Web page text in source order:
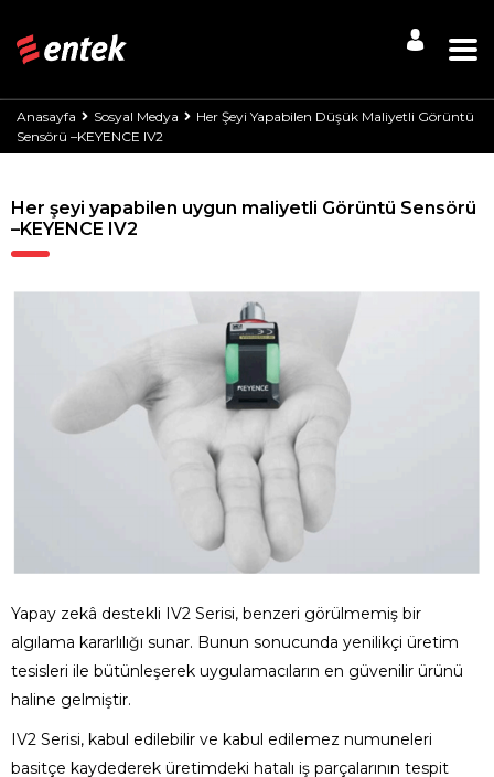
Anasayfa Sosyal Medya
Her Şeyi Yapabilen Düşük Maliyetli Görüntü
Sensörü –KEYENCE IV2
Her şeyi yapabilen uygun maliyetli Görüntü Sensörü
–KEYENCE IV2
Yapay zekâ destekli IV2 Serisi, benzeri görülmemiş bir
algılama kararlılığı sunar. Bunun sonucunda yenilikçi üretim
tesisleri ile bütünleşerek uygulamacıların en güvenilir ürünü
haline gelmiştir.
IV2 Serisi, kabul edilebilir ve kabul edilemez numuneleri
basitçe kaydederek üretimdeki hatalı iş parçalarının tespit